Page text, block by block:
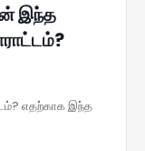
இந்த
எதற்காக இந்த